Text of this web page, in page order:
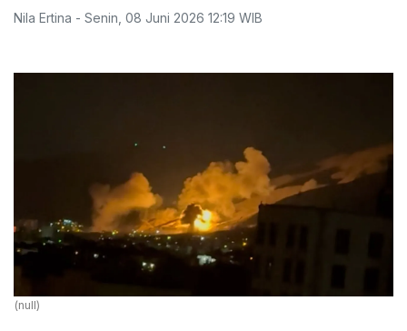
Nila Ertina - Senin 08 Juni 2026 12:19 WIB
(null)